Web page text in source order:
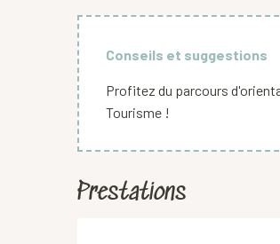
Conseils et suggestions
Profitez du parcours
Tourisme !
Prestations